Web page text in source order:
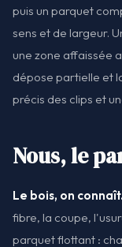
puis un parquet
sens et de largeur.
une zone affaissée
dépose partielle et
précis des clips et
Nous, le
Le bois, on connaît.
fibre, la coupe,
parquet flottant :